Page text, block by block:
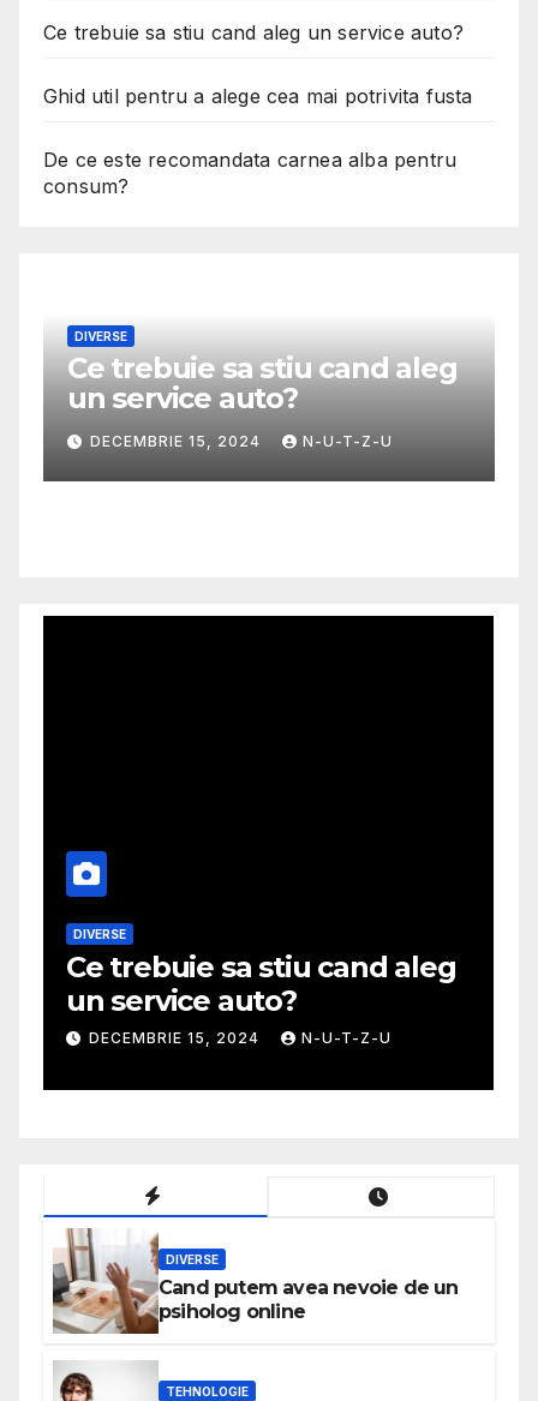
Ce trebuie sa stiu cand aleg un service auto?
Ghid util pentru a alege cea mai potrivita fusta
De ce este recomandata carnea alba pentru
consum?
DIVERSE
Ce trebuie sa stiu cand aleg
un service auto?
DECEMBRIE 15, 2024 N-U-T-Z-U
DIVERSE
Ce trebuie sa stiu cand aleg
un service auto?
DECEMBRIE 15, 2024 N-U-T-Z-U
DIVERSE
Cand putem avea nevoie de un
psiholog online
TEHNOLOGIE